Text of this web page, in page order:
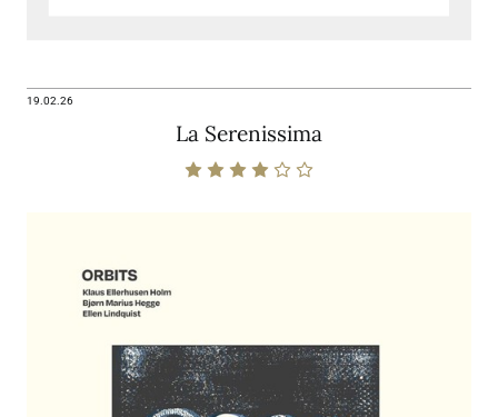
19.02.26
La Serenissima